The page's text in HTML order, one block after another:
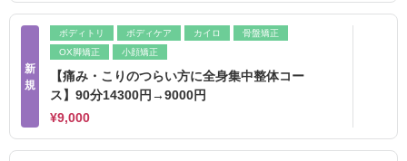
新
規
ボディトリ ボディケア カイロ
骨盤矯正
OX脚矯正
小顔矯正
【痛み・こりのつらい方に全身集中整体コー
ス】90分14300円→9000円
¥9,000